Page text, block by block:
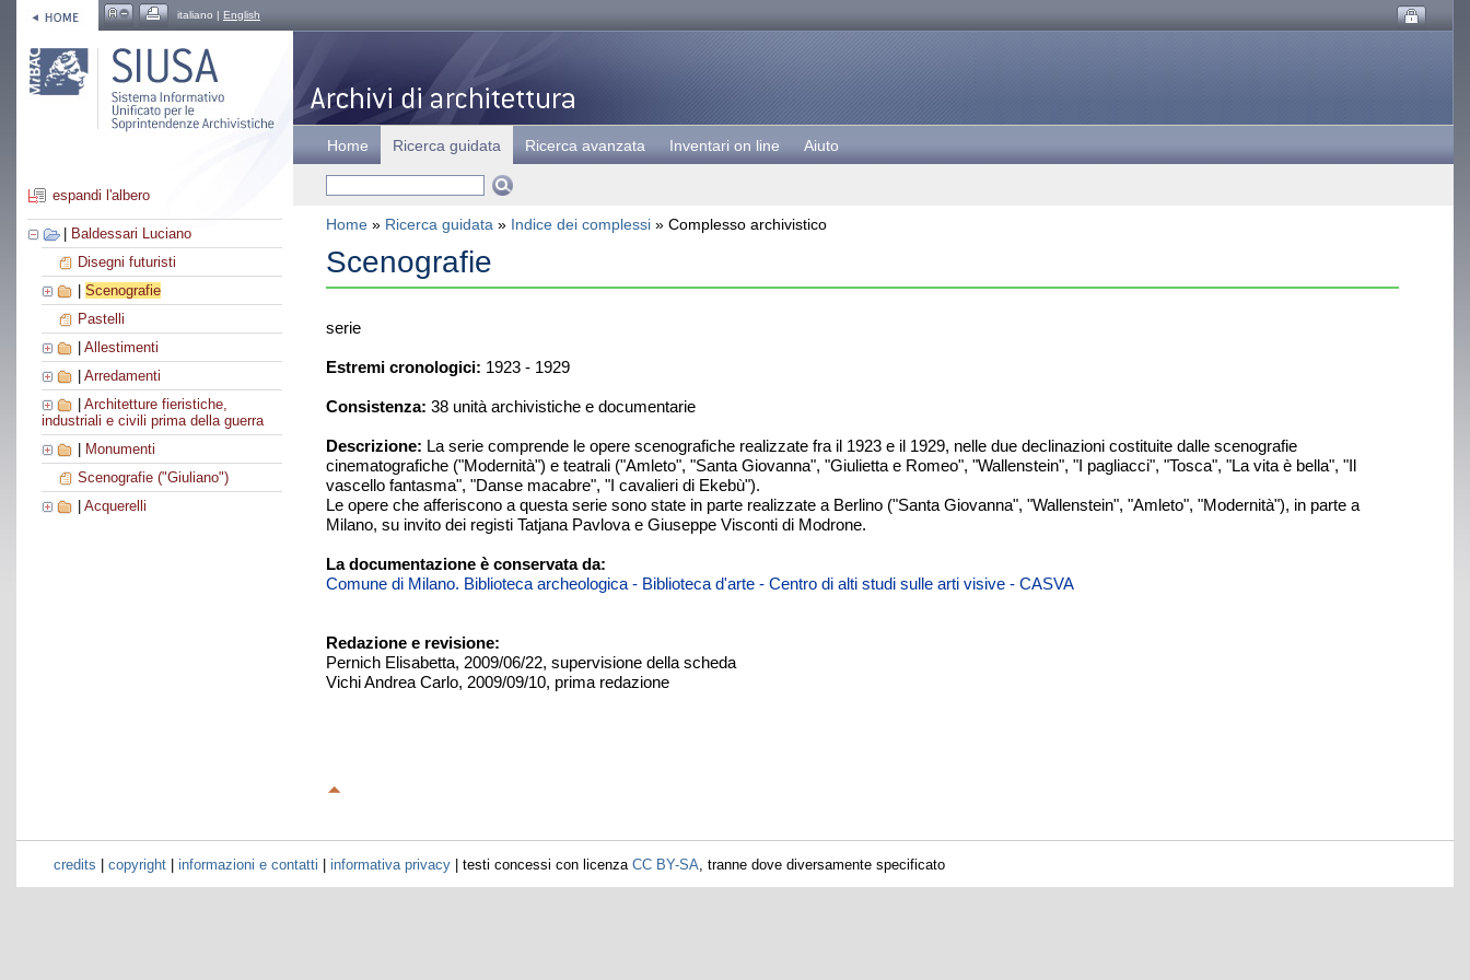
italiano | English
espandi l'albero
Baldessari Luciano
Disegni futuristi
Scenografie
Pastelli
Allestimenti
Arredamenti
Architetture fieristiche,
industriali e civili prima della guerra
Monumenti
Scenografie ("Giuliano")
Acquerelli
Home Ricerca guidata Ricerca avanzata Inventari on line Aiuto
Home » Ricerca guidata » Indice dei complessi » Complesso archivistico
Scenografie
serie
Estremi cronologici: 1923 - 1929
Consistenza: 38 unità archivistiche e documentarie
Descrizione: La serie comprende le opere scenografiche realizzate fra il 1923 e il 1929, nelle due declinazioni costituite dalle scenografie
cinematografiche ("Modernità") e teatrali ("Amleto", "Santa Giovanna", "Giulietta e Romeo", "Wallenstein", "I pagliacci", "Tosca", "La vita è bella", "Il
vascello fantasma", "Danse macabre", "I cavalieri di Ekebù").
Le opere che afferiscono a questa serie sono state in parte realizzate a Berlino ("Santa Giovanna", "Wallenstein", "Amleto", "Modernità"), in parte a
Milano, su invito dei registi Tatjana Pavlova e Giuseppe Visconti di Modrone.
La documentazione è conservata da:
Comune di Milano. Biblioteca archeologica - Biblioteca d'arte - Centro di alti studi sulle arti visive - CASVA
Redazione e revisione:
Pernich Elisabetta, 2009/06/22, supervisione della scheda
Vichi Andrea Carlo, 2009/09/10, prima redazione
credits | copyright| informazioni e contatti | informativa privacy| testi concessi con licenza CC BY-SA , tranne dove diversamente specificato